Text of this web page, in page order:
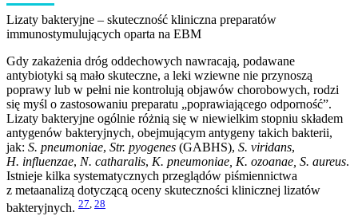
Lizaty bakteryjne – skuteczność kliniczna preparatów
immunostymulujących oparta na EBM
Gdy zakażenia dróg oddechowych nawracają, podawane
antybiotyki są mało skuteczne, a leki wziewne nie przynoszą
poprawy lub w pełni nie kontrolują objawów chorobowych, rodzi
się myśl o zastosowaniu preparatu „poprawiającego odporność”.
Lizaty bakteryjne ogólnie różnią się w niewielkim stopniu składem
antygenów bakteryjnych, obejmującym antygeny takich bakterii,
jak: S. pneumoniae, Str. pyogenes (GABHS), S. viridans,
H. influenzae, N. catharalis, K. pneumoniae, K. ozoanae, S. aureus.
Istnieje kilka systematycznych przeglądów piśmiennictwa
z metaanalizą dotyczącą oceny skuteczności klinicznej lizatów
bakteryjnych. 27 28